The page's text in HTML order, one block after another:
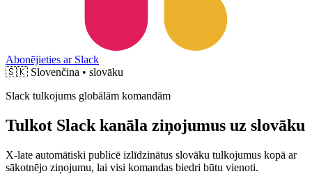
Abonējieties ar Slack
🇸🇰 Slovenčina • slovāku
Slack tulkojums globālām komandām
Tulkot Slack kanāla ziņojumus uz slovāku
X-late automātiski publicē izlīdzinātus slovāku tulkojumus kopā ar
sākotnējo ziņojumu, lai visi komandas biedri būtu vienoti.